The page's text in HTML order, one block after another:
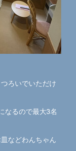
ろいでいただけ
なるので最大3名
などわんちゃん